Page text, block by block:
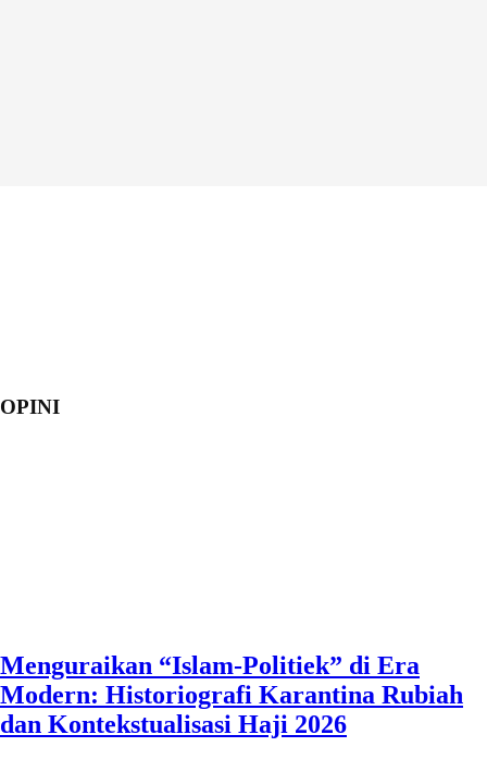
OPINI
Menguraikan “Islam-Politiek” di Era
Modern: Historiografi Karantina Rubiah
dan Kontekstualisasi Haji 2026